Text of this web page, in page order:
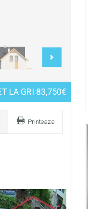
LA GRI 83,750€
Printeaza